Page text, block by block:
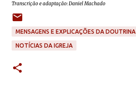
Transcrição e adaptação: Daniel Machado
MENSAGENS E EXPLICAÇÕES DA DOUTRINA
NOTÍCIAS DA IGREJA